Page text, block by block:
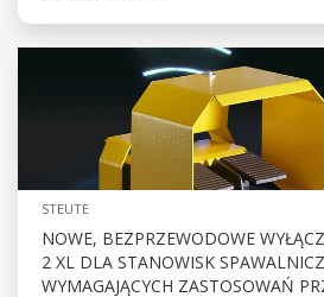
STEUTE
NOWE, BEZPRZEWODOWE
2 XL DLA STANOWISK
WYMAGAJĄCYCH ZASTOSOWAŃ